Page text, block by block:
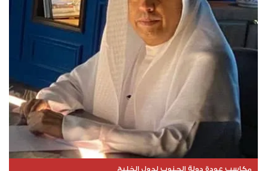
مكاسب عودة دولة الجنوب لدول الخليج